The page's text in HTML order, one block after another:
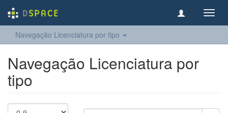
Navegação Licenciatura por tipo
Navegação Licenciatura por
tipo